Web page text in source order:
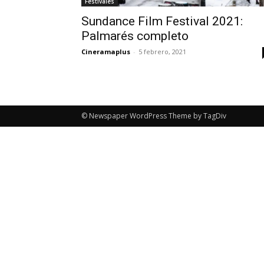
Sundance Film Festival 2021:
Palmarés completo
Cineramaplus - 5 febrero, 2021
© Newspaper WordPress Theme by TagDiv